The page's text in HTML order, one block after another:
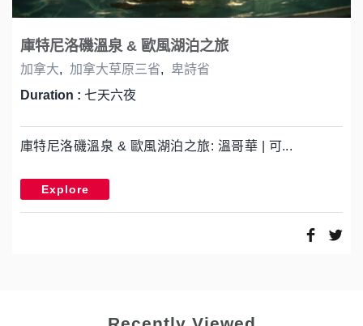
庫特尼洛磯溫泉 & 歐風湖泊之旅
加拿大, 加拿大草原三省,
卑詩省
Duration : 七天六夜
庫特尼洛磯溫泉 & 歐風湖泊之旅: 溫哥華 | 可...
Explore